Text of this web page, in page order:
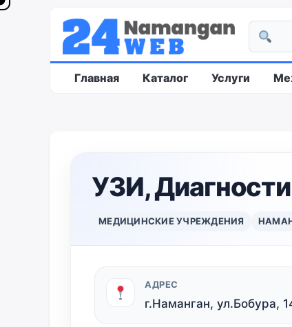
Главная Каталог Услуги
УЗИ,
МЕДИЦИНСКИЕ УЧРЕЖДЕНИЯ
АДРЕС
г.Наманган, ул.Бобура,